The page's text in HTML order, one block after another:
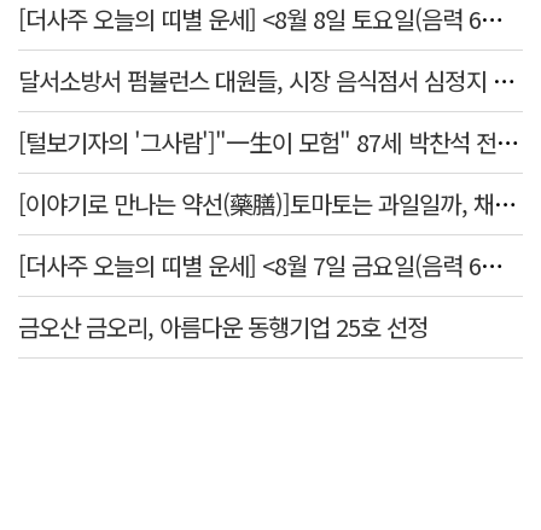
[더사주 오늘의 띠별 운세] <8월 8일 토요일(음력 6월26일)>
달서소방서 펌뷸런스 대원들, 시장 음식점서 심정지 환자 생명 살려
[털보기자의 '그사람']"一生이 모험" 87세 박찬석 전 경북대 총장
[이야기로 만나는 약선(藥膳)]토마토는 과일일까, 채소일까
[더사주 오늘의 띠별 운세] <8월 7일 금요일(음력 6월25일)>
금오산 금오리, 아름다운 동행기업 25호 선정